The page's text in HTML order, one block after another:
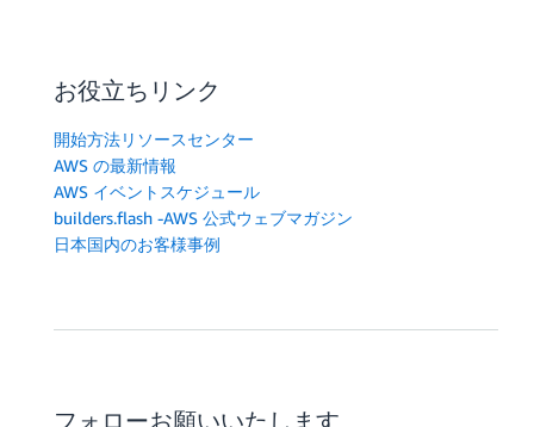
お役立ちリンク
開始方法リソースセンター
AWS の最新情報
AWS イベントスケジュール
builders.flash -AWS 公式ウェブマガジン
日本国内のお客様事例
フォローお願いいたします